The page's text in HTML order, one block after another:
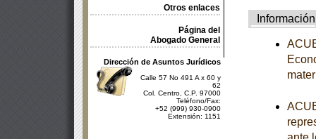
Otros enlaces
Página del
Abogado General
Dirección de Asuntos Jurídicos
Calle 57 No 491 A x 60 y
62
Col. Centro, C.P. 97000
Teléfono/Fax:
+52 (999) 930-0900
Extensión: 1151
Información